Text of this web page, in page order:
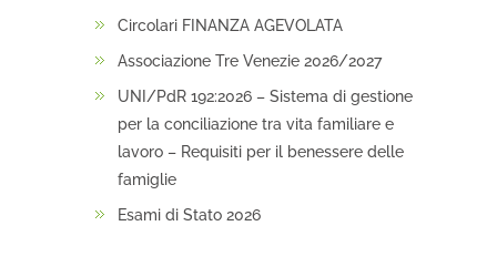
Circolari FINANZA AGEVOLATA
Associazione Tre Venezie 2026/2027
UNI/PdR 192:2026 – Sistema di gestione
per la conciliazione tra vita familiare e
lavoro – Requisiti per il benessere delle
famiglie
Esami di Stato 2026